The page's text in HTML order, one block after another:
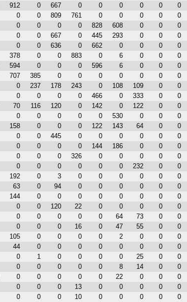
912 0 667 0 0 0 0 0 0
0 0 809 761 0 0 0 0 0
0 0 0 0 828 608 0 0 0
0 0 667 0 445 293 0 0 0
0 0 636 0 662 0 0 0 0
378 0 0 883 0 6 0 0 0
594 0 0 0 596 6 0 0 0
707 385 0 0 0 0 0 0 0
0 237 178 243 0 108 109 0 0
0 0 0 0 466 0 333 0 0
70 116 120 0 142 0 122 0 0
0 0 0 0 0 530 0 0 0
158 0 0 0 122 143 64 0 0
0 0 445 0 0 0 0 0 0
0 0 0 0 144 186 0 0 0
0 0 0 326 0 0 0 0 0
0 0 0 0 0 0 232 0 0
192 0 3 0 0 0 0 0 0
63 0 94 0 0 0 0 0 0
144 0 0 0 0 0 0 0 0
0 0 120 22 0 0 0 0 0
0 0 0 0 0 64 73 0 0
0 0 0 16 0 47 55 0 0
105 0 0 0 0 2 0 0 0
44 0 0 0 0 0 0 0 0
0 1 0 0 0 0 25 0 0
0 0 0 0 0 8 14 0 0
0 0 0 0 0 22 0 0 0
0 0 0 13 0 0 0 0 0
0 0 0 10 0 0 0 0 0